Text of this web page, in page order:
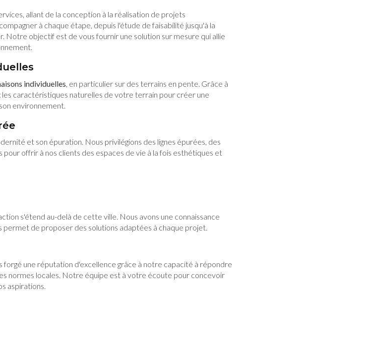
allant de la conception à la réalisation de projets
à chaque étape, depuis l'étude de faisabilité jusqu'à la
Notre objectif est de vous fournir une solution sur mesure qui allie
individuelles , en particulier sur des terrains en pente. Grâce à
caractéristiques naturelles de votre terrain pour créer une
environnement.
et son épuration. Nous privilégions des lignes épurées, des
offrir à nos clients des espaces de vie à la fois esthétiques et
s'étend au-delà de cette ville. Nous avons une connaissance
permet de proposer des solutions adaptées à chaque projet.
forgé une réputation d'excellence grâce à notre capacité à répondre
normes locales. Notre équipe est à votre écoute pour concevoir
aspirations.